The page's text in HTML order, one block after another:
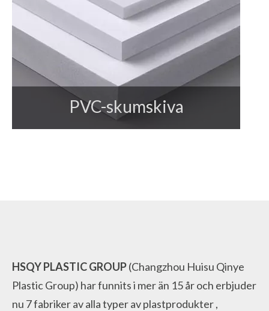
PVC-skumskiva
HSQY PLASTIC GROUP(Changzhou Huisu Qinye
Plastic Group) har funnits i mer än 15 åroch erbjuder
nu 7 fabriker avalla typer av plastprodukter,